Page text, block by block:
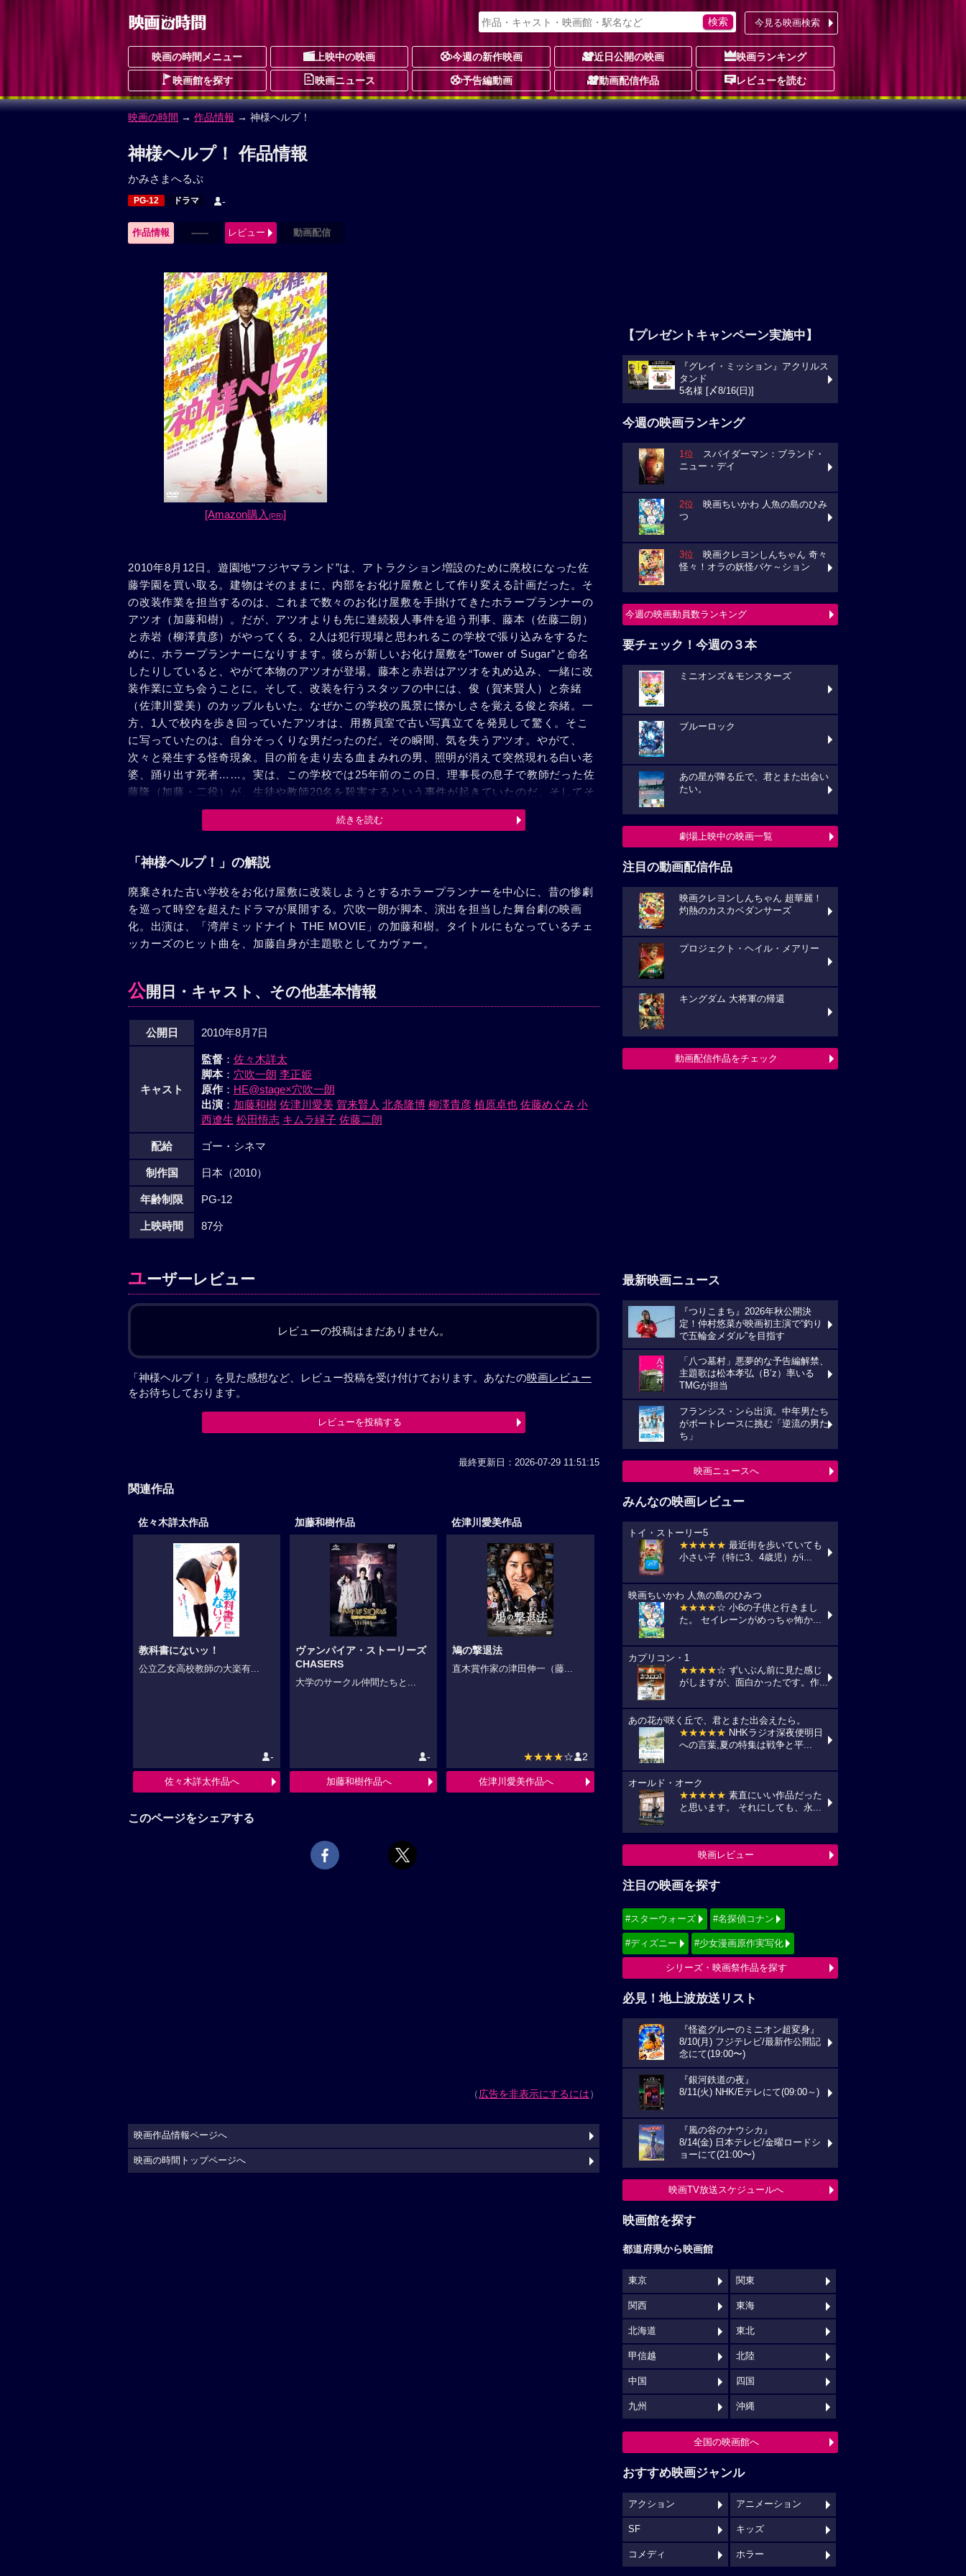
今見る映画検索
映画の時間メニュー 上映中の映画 今週の新作映画 近日公開の映画 映画ランキング
映画館を探す 映画ニュース 予告編動画 動画配信作品 レビューを読む
映画の時間 → 作品情報 → 神様ヘルプ！
神様ヘルプ！ 作品情報
かみさまへるぷ
PG-12 ドラマ -
作品情報 ------ レビュー 動画配信
[Amazon購入(PR)]
2010年8月12日。遊園地“フジヤマランド”は、アトラクション増設のために廃校になった佐
藤学園を買い取る。建物はそのままに、内部をお化け屋敷として作り変える計画だった。そ
の改装作業を担当するのは、これまで数々のお化け屋敷を手掛けてきたホラープランナーの
アツオ（加藤和樹）。だが、アツオよりも先に連続殺人事件を追う刑事、藤本（佐藤二朗）
と赤岩（柳澤貴彦）がやってくる。2人は犯行現場と思われるこの学校で張り込みをするた
めに、ホラープランナーになりすます。彼らが新しいお化け屋敷を“Tower of Sugar”と命名
したりしていると、やがて本物のアツオが登場。藤本と赤岩はアツオを丸め込み、一緒に改
装作業に立ち会うことに。そして、改装を行うスタッフの中には、俊（賀来賢人）と奈緒
（佐津川愛美）のカップルもいた。なぜかこの学校の風景に懐かしさを覚える俊と奈緒。一
方、1人で校内を歩き回っていたアツオは、用務員室で古い写真立てを発見して驚く。そこ
に写っていたのは、自分そっくりな男だったのだ。その瞬間、気を失うアツオ。やがて、
次々と発生する怪奇現象。目の前を走り去る血まみれの男、照明が消えて突然現れる白い老
婆、踊り出す死者……。実は、この学校では25年前のこの日、理事長の息子で教師だった佐
藤隆（加藤・二役）が、生徒や教師20名を殺害するという事件が起きていたのだ。そしてそ
の事件は、さらに時代を遡った1943年、隆の祖先に殺害された青年、西条勝（松田悟志）
が、佐藤一族への復讐心から悪魔に魂を売って引き起こしたものだった。やがて、過去と現
オの体に乗り移り、凶行を止めようと西条の前に立ちはだかる。時空を超えた惨劇を食い止
く……。
続きを読む
「神様ヘルプ！」の解説
廃棄された古い学校をお化け屋敷に改装しようとするホラープランナーを中心に、昔の惨劇
を巡って時空を超えたドラマが展開する。穴吹一朗が脚本、演出を担当した舞台劇の映画
化。出演は、「湾岸ミッドナイト THE MOVIE」の加藤和樹。タイトルにもなっているチェ
ッカーズのヒット曲を、加藤自身が主題歌としてカヴァー。
公開日・キャスト、その他基本情報
公開日 2010年8月7日
キャスト
監督： 佐々木詳太
脚本： 穴吹一朗 李正姫
原作： HE@stage×穴吹一朗
出演： 加藤和樹 佐津川愛美 賀来賢人 北条隆博 柳澤貴彦 植原卓也 佐藤めぐみ 小
西遼生 松田悟志 キムラ緑子 佐藤二朗
配給 ゴー・シネマ
制作国 日本（2010）
年齢制限 PG-12
上映時間 87分
ユーザーレビュー
レビューの投稿はまだありません。
「神様ヘルプ！」を見た感想など、レビュー投稿を受け付けております。あなたの映画レビュー
をお待ちしております。
レビューを投稿する
最終更新日：2026-07-29 11:51:15
関連作品
佐々木詳太作品
教科書にないッ！
公立乙女高校教師の大楽有...
-
佐々木詳太作品へ
加藤和樹作品
ヴァンパイア・ストーリーズ
CHASERS
大学のサークル仲間たちと...
-
加藤和樹作品へ
佐津川愛美作品
鳩の撃退法
直木賞作家の津田伸一（藤...
★★★★☆ 2
佐津川愛美作品へ
このページをシェアする
（広告を非表示にするには）
【プレゼントキャンペーン実施中】
『グレイ・ミッション』アクリルス
タンド
5名様 [〆8/16(日)]
今週の映画ランキング
1位 スパイダーマン：ブランド・
ニュー・デイ
2位 映画ちいかわ 人魚の島のひみ
つ
3位 映画クレヨンしんちゃん 奇々
怪々！オラの妖怪バケ～ション
今週の映画動員数ランキング
要チェック！今週の３本
ミニオンズ＆モンスターズ
ブルーロック
あの星が降る丘で、君とまた出会い
たい。
劇場上映中の映画一覧
注目の動画配信作品
映画クレヨンしんちゃん 超華麗！
灼熱のカスカベダンサーズ
プロジェクト・ヘイル・メアリー
キングダム 大将軍の帰還
動画配信作品をチェック
最新映画ニュース
『つりこまち』2026年秋公開決
定！仲村悠菜が映画初主演で“釣り
で五輪金メダル”を目指す
「八つ墓村」悪夢的な予告編解禁、
主題歌は松本孝弘（B’z）率いる
TMGが担当
フランシス・ンら出演。中年男たち
がボートレースに挑む「逆流の男た
ち」
映画ニュースへ
みんなの映画レビュー
トイ・ストーリー5
★★★★★ 最近街を歩いていても
小さい子（特に3、4歳児）がi...
映画ちいかわ 人魚の島のひみつ
★★★★☆ 小6の子供と行きまし
た。 セイレーンがめっちゃ怖か...
カプリコン・1
★★★★☆ ずいぶん前に見た感じ
がしますが、面白かったです。作...
あの花が咲く丘で、君とまた出会えたら。
★★★★★ NHKラジオ深夜便明日
への言葉,夏の特集は戦争と平...
オールド・オーク
★★★★★ 素直にいい作品だった
と思います。 それにしても、永...
映画レビュー
注目の映画を探す
#スターウォーズ #名探偵コナン
#ディズニー #少女漫画原作実写化
シリーズ・映画祭作品を探す
必見！地上波放送リスト
『怪盗グルーのミニオン超変身』
8/10(月) フジテレビ/最新作公開記
念にて(19:00〜)
『銀河鉄道の夜』
8/11(火) NHK/Eテレにて(09:00～)
『風の谷のナウシカ』
8/14(金) 日本テレビ/金曜ロードシ
ョーにて(21:00〜)
映画TV放送スケジュールへ
映画館を探す
都道府県から映画館
東京 関東
関西 東海
北海道 東北
甲信越 北陸
中国 四国
九州 沖縄
全国の映画館へ
おすすめ映画ジャンル
アクション アニメーション
SF キッズ
コメディ ホラー
映画作品情報ページへ
映画の時間トップページへ